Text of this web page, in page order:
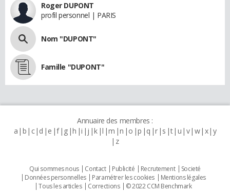
Roger DUPONT
profil personnel | PARIS
Nom "DUPONT"
Famille "DUPONT"
Annuaire des membres :
a b c d e f g h i j k l m n o p q r s t u v w x y
z
Qui sommes nous Contact Publicité Recrutement
Societé
Données personnelles
Paramétrer les cookies
Mentions légales
Tous les articles
Corrections © 2022 CCM Benchmark